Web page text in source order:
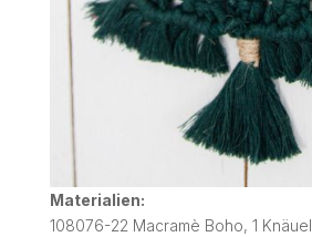
Materialien:
108076-22 Macramè Boho, 1 Knäuel